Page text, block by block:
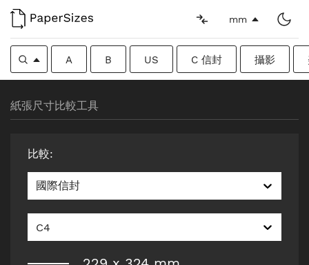
mm
A B US C 信封 攝影
紙張尺寸比較工具
比較:
國際信封
C4